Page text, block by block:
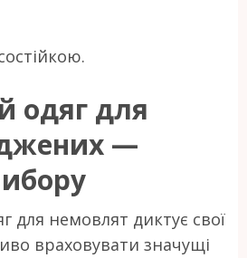
одяг для
—
для немовлят диктує свої
враховувати значущі